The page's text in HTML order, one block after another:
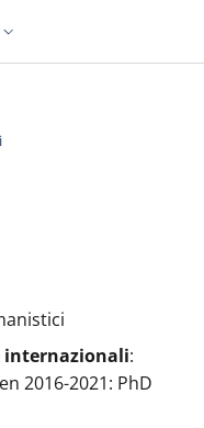
LINGUA:
internazionali:
2016-2021: PhD